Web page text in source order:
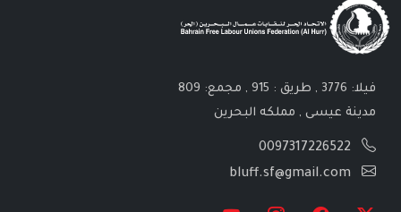
فيلا: 3776 , طريق : 915 , مجمع: 809
مدينة عيسى , مملكه البحرين
0097317226522
bluff.sf@gmail.com